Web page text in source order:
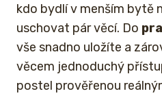
kdo bydlí v menším bytě
uschovat pár věcí. Do
vše snadno uložíte a
věcem jednoduchý
postel prověřenou